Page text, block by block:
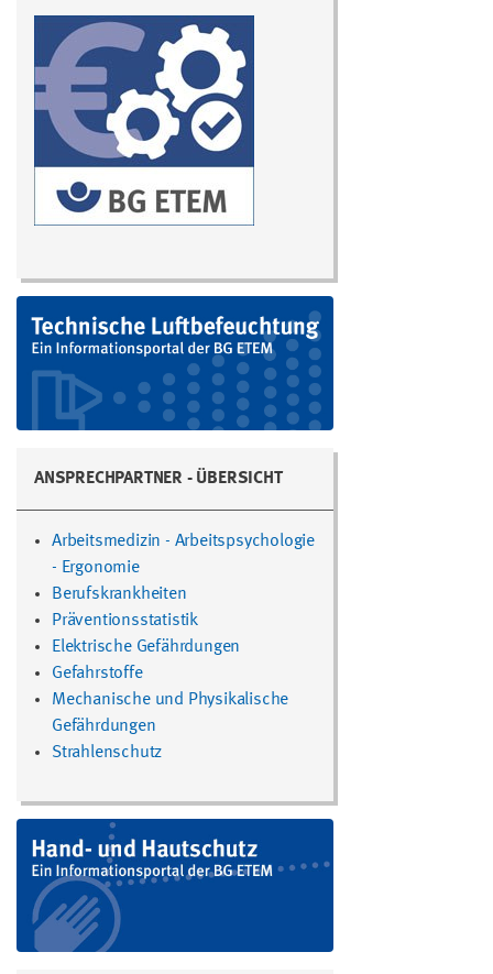
ANSPRECHPARTNER - ÜBERSICHT
Arbeitsmedizin - Arbeitspsychologie
- Ergonomie
Berufskrankheiten
Präventionsstatistik
Elektrische Gefährdungen
Gefahrstoffe
Mechanische und Physikalische
Gefährdungen
Strahlenschutz